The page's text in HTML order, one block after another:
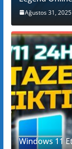
Ağustos 31, 2025
Windows 11